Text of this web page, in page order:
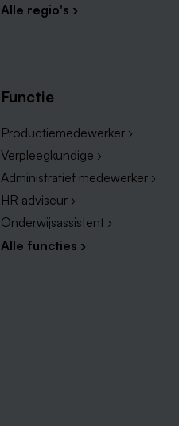
Alle regio's ›
Functie
Productiemedewerker ›
Verpleegkundige ›
Administratief medewerker ›
HR adviseur ›
Onderwijsassistent ›
Alle functies ›